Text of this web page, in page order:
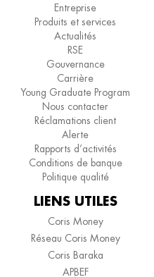
Entreprise
Produits et services
Actualités
RSE
Gouvernance
Carrière
Young Graduate Program
Nous contacter
Réclamations client
Alerte
Rapports d’activités
Conditions de banque
Politique qualité
LIENS UTILES
Coris Money
Réseau Coris Money
Coris Baraka
APBEF